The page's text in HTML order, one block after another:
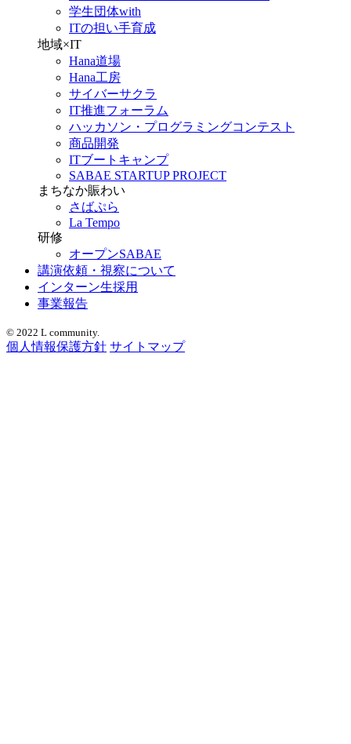
学生団体with
ITの担い手育成
地域×IT
Hana道場
Hana工房
サイバーサクラ
IT推進フォーラム
ハッカソン・プログラミングコンテスト
商品開発
ITブートキャンプ
SABAE STARTUP PROJECT
まちなか賑わい
さばぷら
La Tempo
研修
オープンSABAE
講演依頼・視察について
インターン生採用
事業報告
© 2022 L community.
個人情報保護方針 サイトマップ